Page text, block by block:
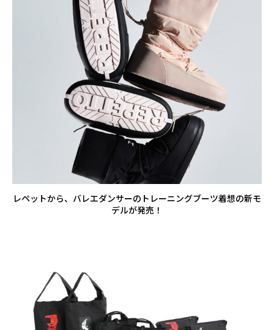
レペットから、バレエダンサーのトレーニングブーツ着想の新モ
デルが発売！